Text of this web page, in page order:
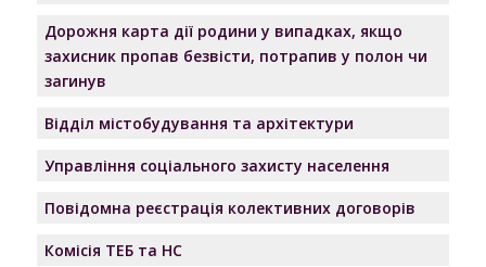
Дорожня карта дії родини у випадках, якщо
захисник пропав безвісти, потрапив у полон чи
загинув
Відділ містобудування та архітектури
Управління соціального захисту населення
Повідомна реєстрація колективних договорів
Комісія ТЕБ та НС